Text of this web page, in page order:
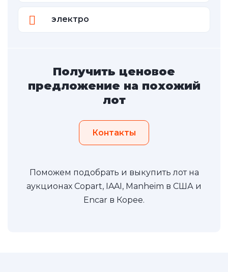
электро
Получить ценовое
предложение на похожий
лот
Контакты
Поможем подобрать и выкупить лот на
аукционах Copart, IAAI, Manheim в США и
Encar в Корее.